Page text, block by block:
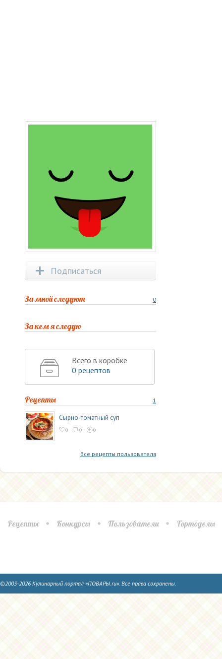
Подписаться
0
За мной следуют
За кем я следую
Всего в коробке
0 рецептов
1
Рецепты
Сырно-томатный суп
0 0 0
Все рецепты пользователя
Рецепты Конкурсы Пользователи Тортоделы
©2003-2026 Кулинарный портал «ПОВАРЫ.ru». Все права сохранены.